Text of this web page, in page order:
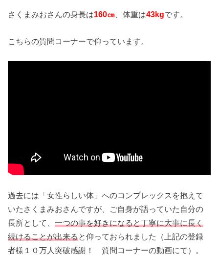
さくまみおさんの身長は160㎝ 、体重は43kgです。
こちらの質問コーナーで仰っています。
過去には「女性らしい体」へのコンプレックスを抱えて
いたさくまみおさんですが、ご自身が語っていた自分の
長所として、一つの事を好きになると丁寧に大事に長く
続けることが出来ると仰っておられました（上記の登録
者様１０万人突破感謝！ 質問コーナーの動画にて）。